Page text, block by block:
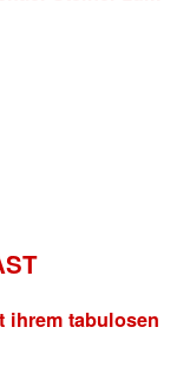
ihrem tabulosen